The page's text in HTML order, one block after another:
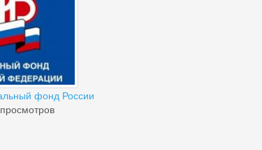
фонд России